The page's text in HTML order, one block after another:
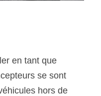
en tant que
se sont
hors de